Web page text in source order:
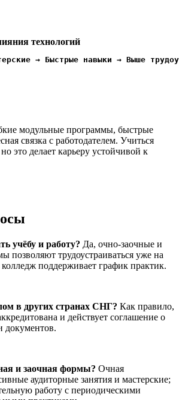
технологий
→ Быстрые навыки → Выше
модульные программы, быстрые
связка с работодателем. Учиться
это делает карьеру устойчивой к
учёбу и работу? Да, очно-заочные и
позволяют трудоустраиваться уже на
поддерживает график практик.
в других странах СНГ? Как правило,
и действует соглашение о
документов.
и заочная формы? Очная
аудиторные занятия и мастерские;
работу с периодическими